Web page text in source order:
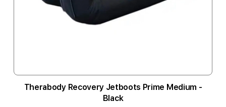
Therabody Recovery Jetboots Prime Medium -
Black